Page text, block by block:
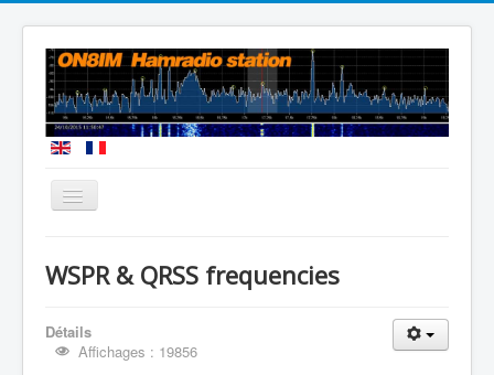
WSPR & QRSS frequencies
Détails
Affichages : 19856